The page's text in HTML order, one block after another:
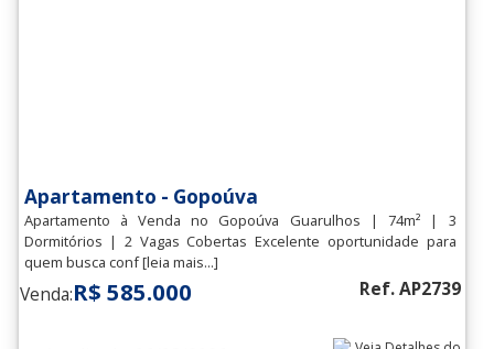
Macedo(17)
Pq. Cecap Zezinho de Magalhaes
Prado(6)
Apartamento - Gopoúva
Apartamento à Venda no Gopoúva Guarulhos | 74m² | 3
Dormitórios | 2 Vagas Cobertas Excelente oportunidade para
quem busca conf [leia mais...]
Venda:R$ 585.000 Ref. AP2739